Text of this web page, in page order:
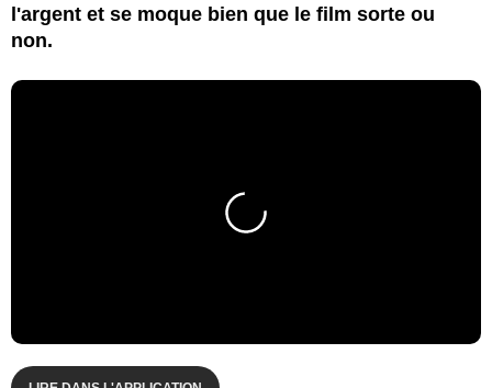
l'argent et se moque bien que le film sorte ou
non.